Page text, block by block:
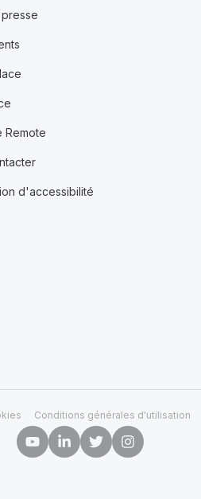
Remote
d'accessibilité
Conditions générales d'utilisation